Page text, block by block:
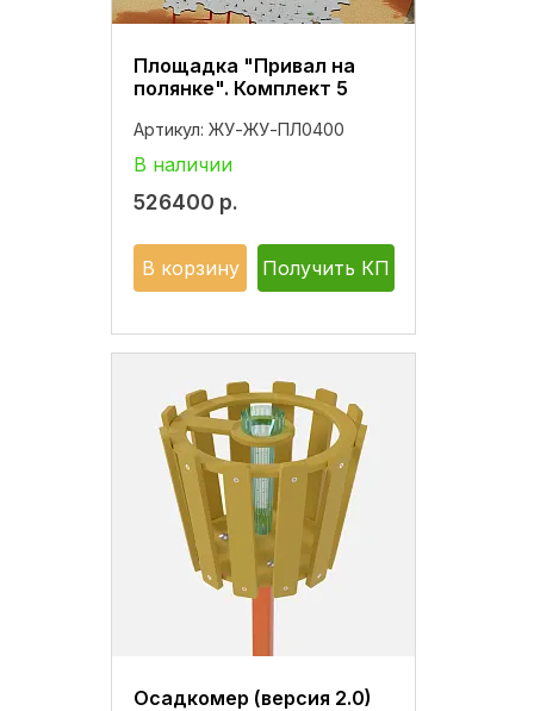
Площадка "Привал на
полянке". Комплект 5
Артикул: ЖУ-ЖУ-ПЛ0400
В наличии
526400 р.
В корзину Получить КП
Осадкомер (версия 2.0)